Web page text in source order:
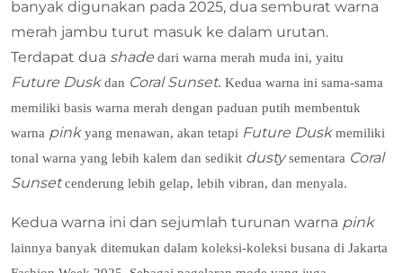
banyak digunakan pada 2025, dua semburat warna
merah jambu turut masuk ke dalam urutan.
Terdapat dua shade dari warna merah muda ini, yaitu
Future Duskdan Coral Sunset. Kedua warna ini sama-sama
memiliki basis warna merah dengan paduan putih membentuk
warna pinkyang menawan, akan tetapi Future Duskmemiliki
tonal warna yang lebih kalem dan sedikit dustysementara Coral
Sunsetcenderung lebih gelap, lebih vibran, dan menyala.
Kedua warna ini dan sejumlah turunan warna pink
lainnya banyak ditemukan dalam koleksi-koleksi busana di Jakarta